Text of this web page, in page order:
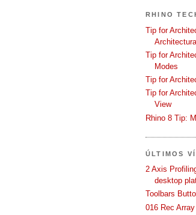
RHINO
Tip for
Tip for
Modes
Tip for
Tip for
View
Rhino 8 Tip:
ÚLTIMOS
2 Axis
desktop
Toolbars
016 Rec Array